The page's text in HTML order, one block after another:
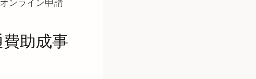
ンライン申請
助成事